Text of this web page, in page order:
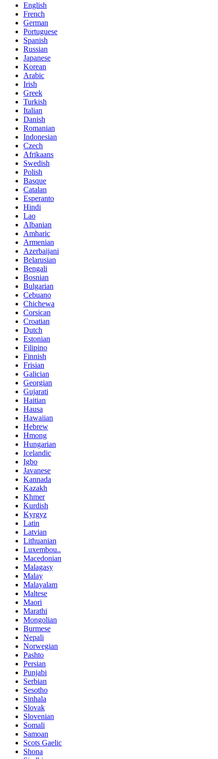
English
French
German
Portuguese
Spanish
Russian
Japanese
Korean
Arabic
Irish
Greek
Turkish
Italian
Danish
Romanian
Indonesian
Czech
Afrikaans
Swedish
Polish
Basque
Catalan
Esperanto
Hindi
Lao
Albanian
Amharic
Armenian
Azerbaijani
Belarusian
Bengali
Bosnian
Bulgarian
Cebuano
Chichewa
Corsican
Croatian
Dutch
Estonian
Filipino
Finnish
Frisian
Galician
Georgian
Gujarati
Haitian
Hausa
Hawaiian
Hebrew
Hmong
Hungarian
Icelandic
Igbo
Javanese
Kannada
Kazakh
Khmer
Kurdish
Kyrgyz
Latin
Latvian
Lithuanian
Luxembou..
Macedonian
Malagasy
Malay
Malayalam
Maltese
Maori
Marathi
Mongolian
Burmese
Nepali
Norwegian
Pashto
Persian
Punjabi
Serbian
Sesotho
Sinhala
Slovak
Slovenian
Somali
Samoan
Scots Gaelic
Shona